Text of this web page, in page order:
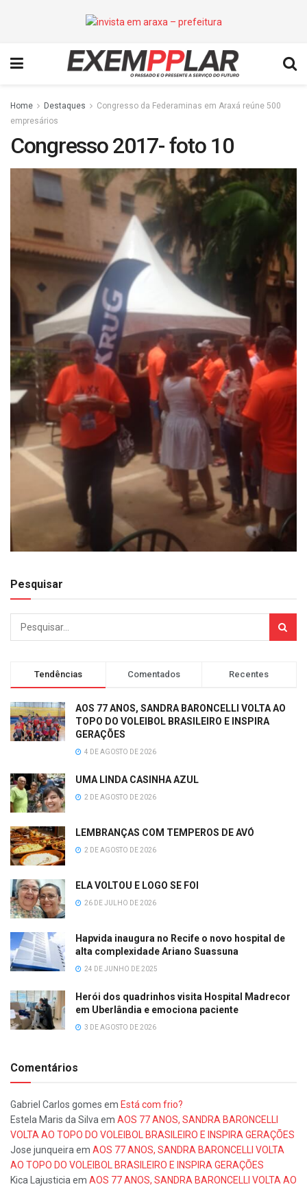
Home Destaques
Congresso da Federaminas em Araxá reúne 500
empresários
Congresso 2017- foto 10
Pesquisar
Tendências Comentados Recentes
AOS 77 ANOS, SANDRA BARONCELLI VOLTA AO
TOPO DO VOLEIBOL BRASILEIRO E INSPIRA
GERAÇÕES
4 DE AGOSTO DE 2026
UMA LINDA CASINHA AZUL
2 DE AGOSTO DE 2026
LEMBRANÇAS COM TEMPEROS DE AVÓ
2 DE AGOSTO DE 2026
ELA VOLTOU E LOGO SE FOI
26 DE JULHO DE 2026
Hapvida inaugura no Recife o novo hospital de
alta complexidade Ariano Suassuna
24 DE JUNHO DE 2025
Herói dos quadrinhos visita Hospital Madrecor
em Uberlândia e emociona paciente
3 DE AGOSTO DE 2026
Comentários
Gabriel Carlos gomes em Está com frio?
Estela Maris da Silva em AOS 77 ANOS, SANDRA BARONCELLI
VOLTA AO TOPO DO VOLEIBOL BRASILEIRO E INSPIRA GERAÇÕES
Jose junqueira em AOS 77 ANOS, SANDRA BARONCELLI VOLTA
AO TOPO DO VOLEIBOL BRASILEIRO E INSPIRA GERAÇÕES
Kica Lajusticia em AOS 77 ANOS, SANDRA BARONCELLI VOLTA AO